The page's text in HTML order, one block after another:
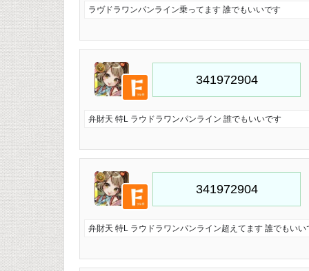
ラヴドラワンパンライン乗ってます 誰でもいいです
弁財天 特L ラウドラワンパンライン 誰でもいいです
弁財天 特L ラウドラワンパンライン超えてます 誰でもいい